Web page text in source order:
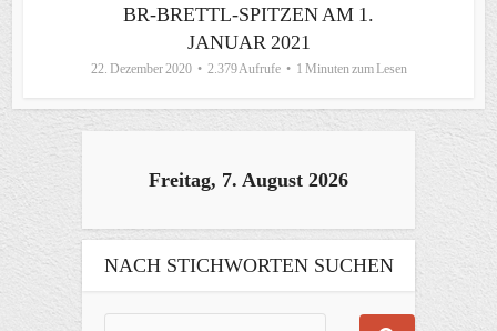
BR-BRETTL-SPITZEN AM 1.
JANUAR 2021
22. Dezember 2020 2.379 Aufrufe 1 Minuten zum Lesen
Freitag, 7. August 2026
NACH STICHWORTEN SUCHEN